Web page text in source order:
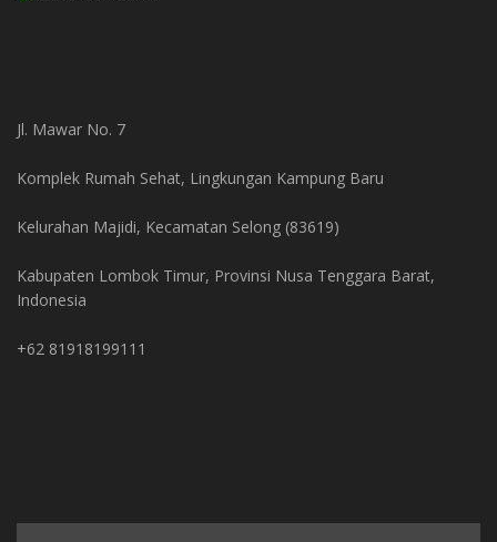
Jl. Mawar No. 7
Komplek Rumah Sehat, Lingkungan Kampung Baru
Kelurahan Majidi, Kecamatan Selong (83619)
Kabupaten Lombok Timur, Provinsi Nusa Tenggara Barat,
Indonesia
+62 81918199111